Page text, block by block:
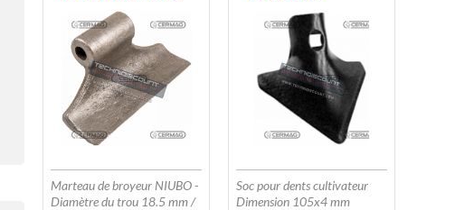
COUPE 190 MM CERMAG
57713
Marteau de broyeur NIUBO -
Diamètre du trou 18.5 mm /
Soc pour dents cultivateur
Dimension 105x4 mm